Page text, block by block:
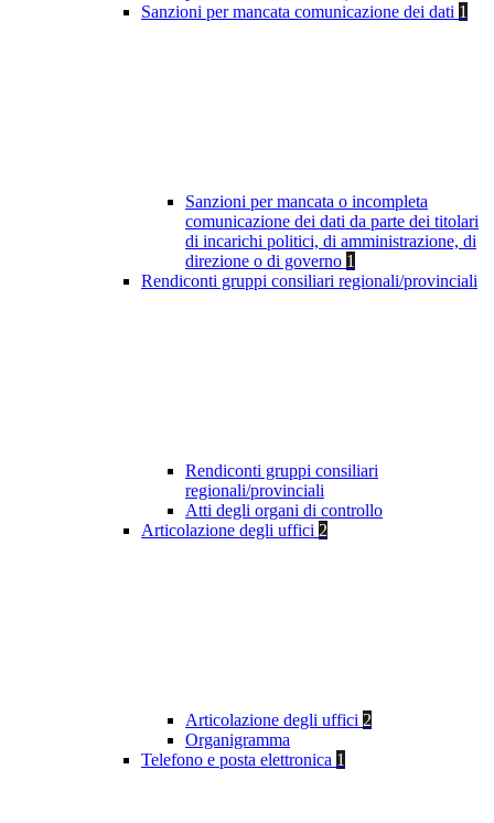
Sanzioni per mancata comunicazione dei dati 1
Sanzioni per mancata o incompleta
comunicazione dei dati da parte dei titolari
di incarichi politici, di amministrazione, di
direzione o di governo 1
Rendiconti gruppi consiliari regionali/provinciali
Rendiconti gruppi consiliari
regionali/provinciali
Atti degli organi di controllo
Articolazione degli uffici 2
Articolazione degli uffici 2
Organigramma
Telefono e posta elettronica 1